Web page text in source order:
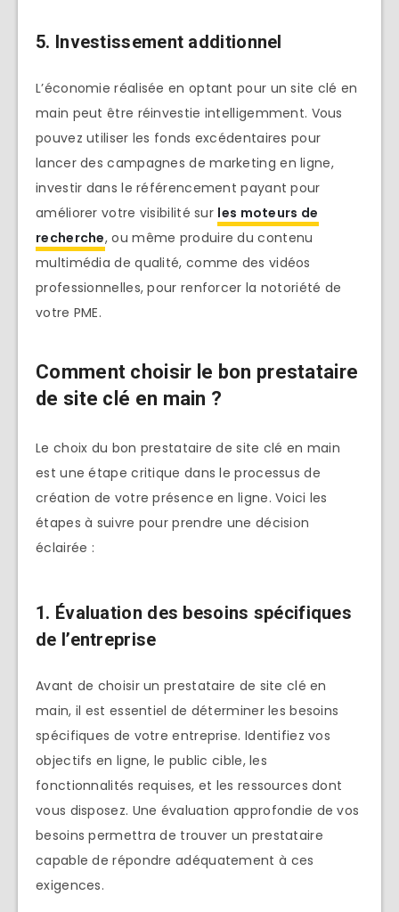
5. Investissement additionnel
L’économie réalisée en optant pour un site clé en
main peut être réinvestie intelligemment. Vous
pouvez utiliser les fonds excédentaires pour
lancer des campagnes de marketing en ligne,
investir dans le référencement payant pour
améliorer votre visibilité sur les moteurs de
recherche, ou même produire du contenu
multimédia de qualité, comme des vidéos
professionnelles, pour renforcer la notoriété de
votre PME.
Comment choisir le bon prestataire
de site clé en main ?
Le choix du bon prestataire de site clé en main
est une étape critique dans le processus de
création de votre présence en ligne. Voici les
étapes à suivre pour prendre une décision
éclairée :
1. Évaluation des besoins spécifiques
de l’entreprise
Avant de choisir un prestataire de site clé en
main, il est essentiel de déterminer les besoins
spécifiques de votre entreprise. Identifiez vos
objectifs en ligne, le public cible, les
fonctionnalités requises, et les ressources dont
vous disposez. Une évaluation approfondie de vos
besoins permettra de trouver un prestataire
capable de répondre adéquatement à ces
exigences.